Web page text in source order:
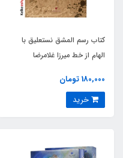
کتاب رسم المشق نستعلیق با
الهام از خط میرزا غلامرضا
180,000 تومان